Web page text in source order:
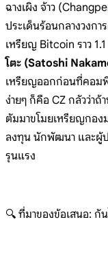
ฉางเผิง จ้าว
ประเด็นร้อนกลางวงก
เหรียญ Bitcoin ราว
โตะ (Satoshi
เหรียญออกก่อนที่คอมพิ
ง่ายๆ ก็คือ CZ กลัวว่าถ้
ตัมมาขโมยเหรียญกอง
ลงทุน นักพัฒนา และผู้ป
รุนแรง
🔍 ที่มาของข้อเสนอ: